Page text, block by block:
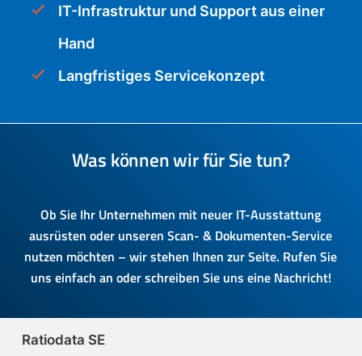
IT-Infrastruktur und Support aus einer
Hand
Langfristiges Servicekonzept
Was können wir für Sie tun?
Ob Sie Ihr Unternehmen mit neuer IT-Ausstattung
ausrüsten oder unseren Scan- & Dokumenten-Service
nutzen möchten – wir stehen Ihnen zur Seite. Rufen Sie
uns einfach an oder schreiben Sie uns eine Nachricht!
Ratiodata SE